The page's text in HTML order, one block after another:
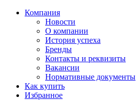
Компания
Новости
О компании
История успеха
Бренды
Контакты и реквизиты
Вакансии
Нормативные документы
Как купить
Избранное